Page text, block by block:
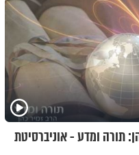
תורה ומדע - אוניברסיטת